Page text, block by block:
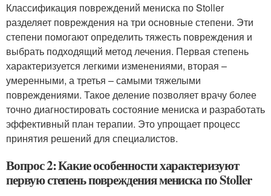
Классификация повреждений мениска по Stoller
разделяет повреждения на три основные степени. Эти
степени помогают определить тяжесть повреждения и
выбрать подходящий метод лечения. Первая степень
характеризуется легкими изменениями, вторая –
умеренными, а третья – самыми тяжелыми
повреждениями. Такое деление позволяет врачу более
точно диагностировать состояние мениска и разработать
эффективный план терапии. Это упрощает процесс
принятия решений для специалистов.
Вопрос 2: Какие особенности характеризуют
первую степень повреждения мениска по Stoller